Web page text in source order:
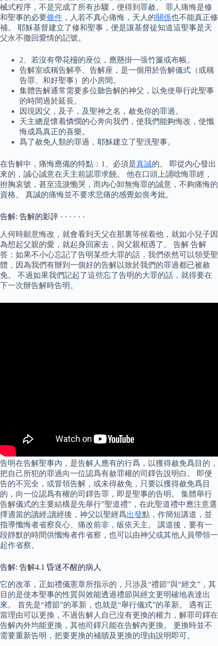
械式程序，不是完成了所有步驟，便得到罪赦。 罪人痛悔是修
和聖事的必要條件 ，人若不真心痛悔，天人的關係也不能真正修
補。 耶穌基督建立了修和聖事，便是讓基督徒知道這聖事是天
父永不撤回愛情的記號。
2、若沒有帶花欞的座位，應懸掛一張竹簾或布帳。
告解室或稱告解亭、告解座，是一個用於告解儀式（或稱
告罪、和好聖事）的小房間。
集體告解通常需要多位聽告解的神父，以免使舉行此聖事
的時間過於延長。
因現因父，及子，及聖神之名，赦免你的罪過。
天主總是懷着憐憫的心奔向我們，使我們能夠悔改，使懺
悔成爲真正的喜樂。
爲了赦免人類的罪過，耶穌建立了聖洗聖事。
在告解中，痛悔應備的特點：1、必須是真誠的。 即從內心發出
來的，誠心誠意在天主前認罪求饒。 他在口頭上誦唸悔罪經，
拊胸哀號，甚至流淚慟哭，而內心卸無悔罪的誠意，不夠痛悔的
資格。 真誠的痛悔並不要求悲痛的感覺如喪考妣。
告解: 告解的影評 · · · · · ·
人何時願意悔改，就會看到天父在那裏等候着他，就如小兒子因
為想起父親的愛，就起身回家去，與父親相遇了。 告解 告解
答：如果不小心忘記了告明某些大罪的話，我們依然可以領受聖
體，因為我們有辦到一個好的告解以致於我們的罪過都已被赦
免。 不過如果我們記起了這些忘了告明的大罪的話，就得要在
下一次辦告解時告明。
告明在告解聖事內，是告解人應有的行爲，以獲得赦免爲目的，
把自己所犯的罪過向一位認爲有赦罪權的司鐸告說明白。 即便
告的不完全，或冒領告解，或未得赦免，只要以獲得赦免爲目
的，向一位認爲有權的司鐸告罪，即是聖事的告明。 集體舉行
告解儀式的主要結構是先舉行”聖道禮”，在此聖道禮中應注意選
擇適當的讀經;讀經後，神父以聖經爲出發點，作簡短講道，並
指導懺悔者省察良心、痛改前非，皈依天主。 講道後，要有一
段靜默的時間供懺悔者作省察，也可以由神父或其他人員帶領一
起作省察。
告解: 告解4.1 昏迷不醒的病人
它的改革，正如禮儀憲章所指示的，只涉及“禮節”與“經文”，其
目的是使本聖事的性質與效能透過禮節與經文更明確地表達出
來。 首先是“禮節”的革新，也就是“舉行儀式”的革新。 遇有正
當理由可以更換，不過告解人自已沒有更換的權力，解罪司鐸在
告解內外均能更換，其他司鐸只能在告解內更換。 更換時並不
需要重新告明，把要更換的補贖及更換的理由說明即可。